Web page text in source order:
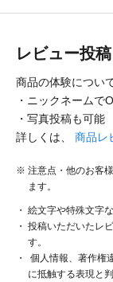
レビュー投稿
商品の体験につい
・ニックネームで
・写真投稿も可能
詳しくは、 商品レ
注意点・他のお客
ます。
絵文字や特殊文字
投稿いただいたレ
す。
個人情報、著作権
に抵触する表現と